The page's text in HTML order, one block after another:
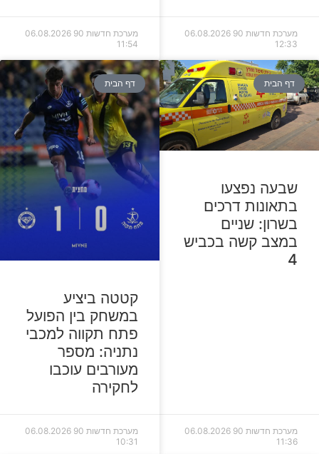
מערכת חדשות 90
06.08.2026
12:33
מערכת חדשות 90
06.08.2026
11:54
דף הבית
שבעה נפצעו
בתאונות דרכים
בשרון: שניים
במצב קשה בכביש
4
מערכת חדשות 90
06.08.2026
11:36
דף הבית
קטטה ביציע
במשחק בין הפועל
פתח תקווה למכבי
נתניה: מספר
מעורבים עוכבו
לחקירה
מערכת חדשות 90
06.08.2026
10:31